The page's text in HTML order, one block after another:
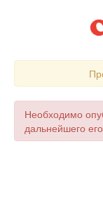
Необходимо
дальнейшего